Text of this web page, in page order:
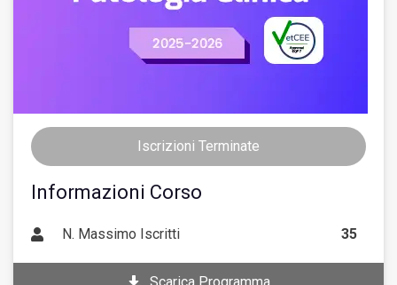
Iscrizioni Terminate
Informazioni Corso
N. Massimo Iscritti 35